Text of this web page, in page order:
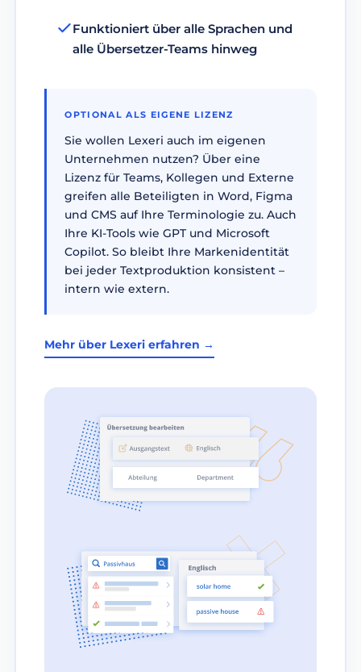
Funktioniert über alle Sprachen und
alle Übersetzer-Teams hinweg
OPTIONAL ALS EIGENE LIZENZ
Sie wollen Lexeri auch im eigenen
Unternehmen nutzen? Über eine
Lizenz für Teams, Kollegen und Externe
greifen alle Beteiligten in Word, Figma
und CMS auf Ihre Terminologie zu. Auch
Ihre KI-Tools wie GPT und Microsoft
Copilot. So bleibt Ihre Markenidentität
bei jeder Textproduktion konsistent –
intern wie extern.
Mehr über Lexeri erfahren →